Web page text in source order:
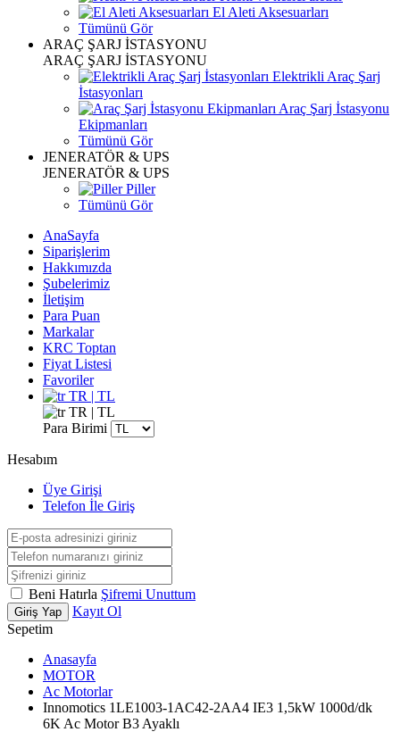
El Aleti Aksesuarları
Tümünü Gör
ARAÇ ŞARJ İSTASYONU
ARAÇ ŞARJ İSTASYONU
Elektrikli Araç Şarj
İstasyonları
Araç Şarj İstasyonu
Ekipmanları
Tümünü Gör
JENERATÖR & UPS
JENERATÖR & UPS
Piller
Tümünü Gör
AnaSayfa
Siparişlerim
Hakkımızda
Şubelerimiz
İletişim
Para Puan
Markalar
KRC Toptan
Fiyat Listesi
Favoriler
TR | TL
TR | TL
Para Birimi
Hesabım
Üye Girişi
Telefon İle Giriş
Beni Hatırla Şifremi Unuttum
Giriş Yap
Kayıt Ol
Sepetim
Anasayfa
MOTOR
Ac Motorlar
Innomotics 1LE1003-1AC42-2AA4 IE3 1,5kW 1000d/dk
6K Ac Motor B3 Ayaklı